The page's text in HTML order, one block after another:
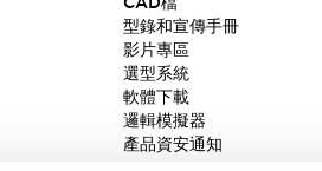
型錄和宣傳手冊
影片專區
選型系統
軟體下載
邏輯模擬器
產品資安通知